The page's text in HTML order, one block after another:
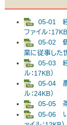
05-01 経
ファイル：17KB
05-02 個
業に従事した
05-03 経
ル：17KB）
05-04 農
ル：24KB）
05-05 茶
05-06 い